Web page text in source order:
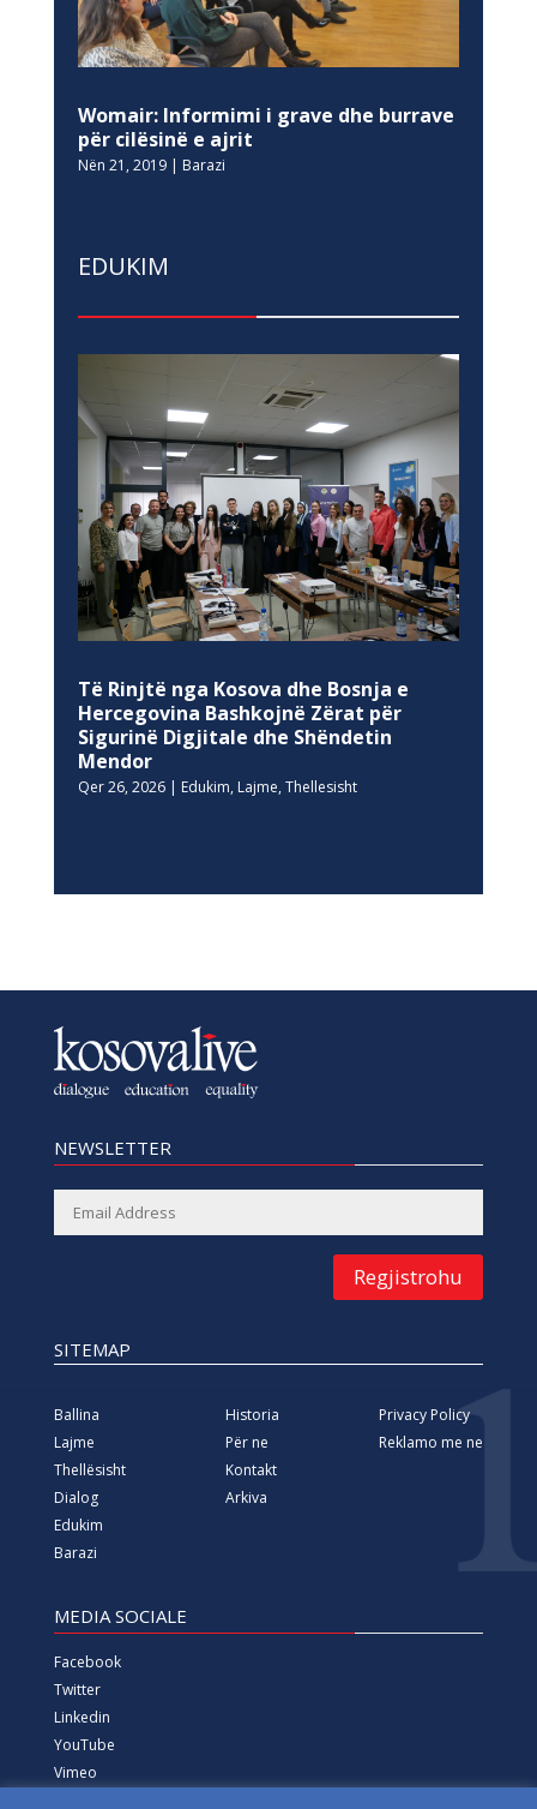
Womair: Informimi i grave dhe burrave
për cilësinë e ajrit
Nën 21, 2019| Barazi
EDUKIM
Të Rinjtë nga Kosova dhe Bosnja e
Hercegovina Bashkojnë Zërat për
Sigurinë Digjitale dhe Shëndetin
Mendor
Qer 26, 2026| Edukim, Lajme, Thellesisht
NEWSLETTER
Regjistrohu
SITEMAP
Ballina
Lajme
Thellësisht
Dialog
Edukim
Barazi
Historia
Për ne
Kontakt
Arkiva
Privacy Policy
Reklamo me ne
MEDIA SOCIALE
Facebook
Twitter
Linkedin
YouTube
Vimeo